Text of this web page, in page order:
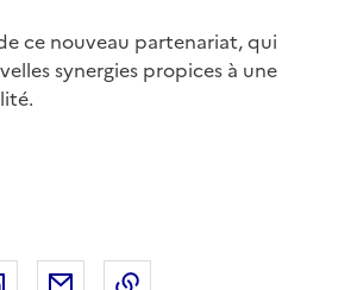
ce nouveau partenariat, qui
synergies propices à une